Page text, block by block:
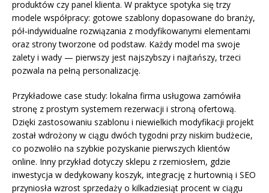
produktów czy panel klienta. W praktyce spotyka się trzy
modele współpracy: gotowe szablony dopasowane do branży,
pół‑indywidualne rozwiązania z modyfikowanymi elementami
oraz strony tworzone od podstaw. Każdy model ma swoje
zalety i wady — pierwszy jest najszybszy i najtańszy, trzeci
pozwala na pełną personalizację.
Przykładowe case study: lokalna firma usługowa zamówiła
stronę z prostym systemem rezerwacji i stroną ofertową.
Dzięki zastosowaniu szablonu i niewielkich modyfikacji projekt
został wdrożony w ciągu dwóch tygodni przy niskim budżecie,
co pozwoliło na szybkie pozyskanie pierwszych klientów
online. Inny przykład dotyczy sklepu z rzemiosłem, gdzie
inwestycja w dedykowany koszyk, integrację z hurtownią i SEO
przyniosła wzrost sprzedaży o kilkadziesiąt procent w ciągu